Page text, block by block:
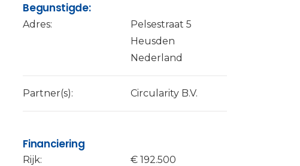
Begunstigde:
Adres:
Pelsestraat 5
Heusden
Nederland
Partner(s): Circularity B.V.
Financiering
Rijk:
€ 192.500